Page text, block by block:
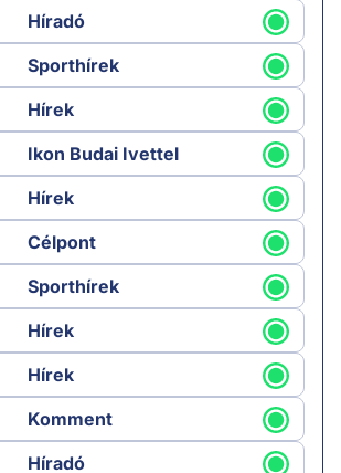
Híradó
Sporthírek
Hírek
Ikon Budai Ivettel
Hírek
Célpont
Sporthírek
Hírek
Hírek
Komment
Híradó